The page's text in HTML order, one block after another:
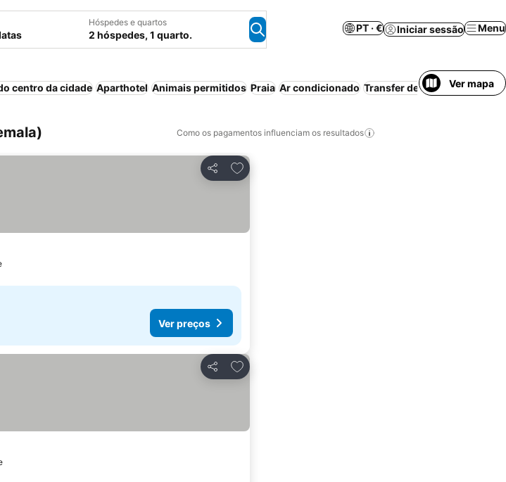
Hóspedes e quartos
2 hóspedes, 1 quarto.
PT · € Iniciar sessão Menu
centro da cidade Aparthotel Animais permitidos Praia Ar condicionado Transfer de/para aeroporto
Ver mapa
Como os pagamentos influenciam os resultados
Partilhar
Adicionar aos favoritos
Ver preços
Partilhar
Adicionar aos favoritos